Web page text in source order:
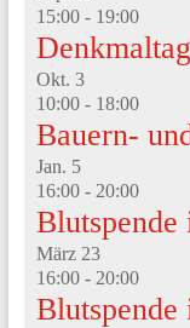
15:00- 19:00
Okt. 3
10:00- 18:00
Bauern-
Jan. 5
16:00- 20:00
März 23
16:00- 20:00